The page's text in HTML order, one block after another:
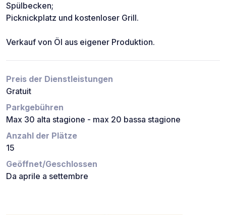
Spülbecken;
Picknickplatz und kostenloser Grill.
Verkauf von Öl aus eigener Produktion.
Preis der Dienstleistungen
Gratuit
Parkgebühren
Max 30 alta stagione - max 20 bassa stagione
Anzahl der Plätze
15
Geöffnet/Geschlossen
Da aprile a settembre